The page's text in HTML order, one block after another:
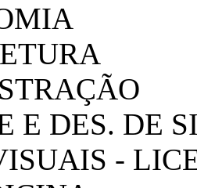
E DES. DE
-